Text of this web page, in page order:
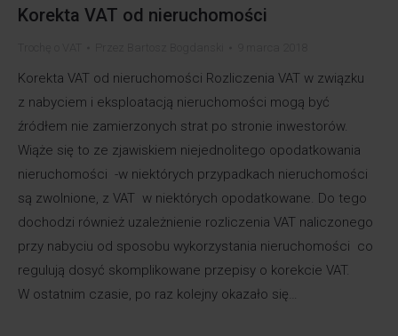
Korekta VAT od nieruchomości
Korekta VAT od nieruchomości Rozliczenia VAT w związku
z nabyciem i eksploatacją nieruchomości mogą być
źródłem nie zamierzonych strat po stronie inwestorów.
Wiąże się to ze zjawiskiem niejednolitego opodatkowania
nieruchomości -w niektórych przypadkach nieruchomości
są zwolnione, z VAT w niektórych opodatkowane. Do tego
dochodzi również uzależnienie rozliczenia VAT naliczonego
przy nabyciu od sposobu wykorzystania nieruchomości co
regulują dosyć skomplikowane przepisy o korekcie VAT.
W ostatnim czasie, po raz kolejny okazało się…